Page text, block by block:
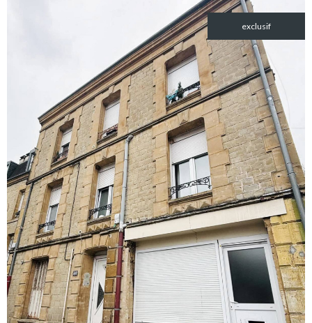
exclusif
VOIR LE
BIEN